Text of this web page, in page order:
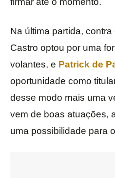
Na última partida,
Castro optou por uma
volantes, e Patrick de
oportunidade como
desse modo mais uma
vem de boas atuações,
uma possibilidade para